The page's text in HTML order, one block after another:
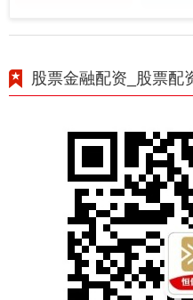
股票金融配资_股票配